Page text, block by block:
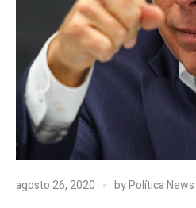
agosto 26, 2020 byPolítica News